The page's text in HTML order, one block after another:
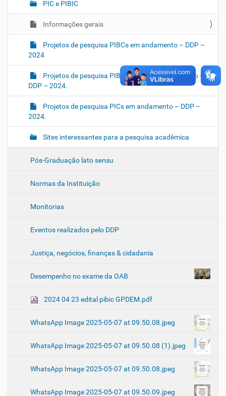
PIC e PIBIC
Informações gerais
Projetos de pesquisa PIBCs em andamento – DDP –
2024
Projetos de pesquisa PIBICs-AF-IS em andamento -
DDP – 2024.
Projetos de pesquisa PICs em andamento – DDP –
2024.
Sites interessantes para a pesquisa acadêmica
Pós-Graduação lato sensu
Normas da Instituição
Monitorias
Eventos realizados pelo DDP
Justiça, negócios, finanças & cidadania
Desempenho no exame da OAB
2024 04 23 edital pibic GPDEM.pdf
WhatsApp Image 2025-05-07 at 09.50.08.jpeg
WhatsApp Image 2025-05-07 at 09.50.08 (1).jpeg
WhatsApp Image 2025-05-07 at 09.50.08.jpeg
WhatsApp Image 2025-05-07 at 09.50.09.jpeg